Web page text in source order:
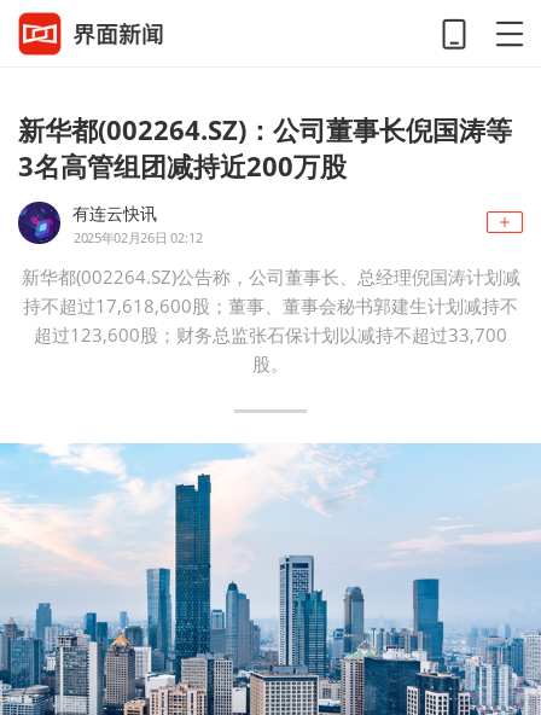
新华都(002264.SZ)：公司董事长倪国涛等
3名高管组团减持近200万股
有连云快讯
2025年02月26日 02:12
新华都(002264.SZ)公告称，公司董事长、总经理倪国涛计划减
持不超过17,618,600股；董事、董事会秘书郭建生计划减持不
超过123,600股；财务总监张石保计划以减持不超过33,700
股。